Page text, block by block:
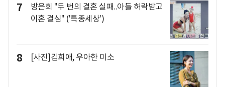
7
방은희 "두 번의 결혼 실패..아들 허락받고
이혼 결심" ('특종세상')
8 [사진]김희애, 우아한 미소